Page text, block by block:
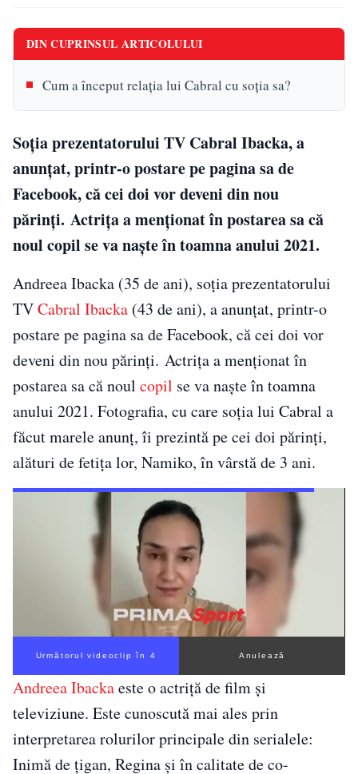
DIN CUPRINSUL ARTICOLULUI
Cum a început relația lui Cabral cu soția sa?
Soția prezentatorului TV Cabral Ibacka, a
anunțat, printr-o postare pe pagina sa de
Facebook, că cei doi vor deveni din nou
părinți. Actrița a menționat în postarea sa că
noul copil se va naște în toamna anului 2021.
Andreea Ibacka (35 de ani), soția prezentatorului
TVCabral Ibacka (43 de ani), a anunțat, printr-o
postare pe pagina sa de Facebook, că cei doi vor
deveni din nou părinți. Actrița a menționat în
postarea sa că noul copil se va naște în toamna
anului 2021. Fotografia, cu care soția lui Cabral a
făcut marele anunț, îi prezintă pe cei doi părinți,
alături de fetița lor, Namiko, în vârstă de 3 ani.
Următorul videoclip în 4 Anulează
Andreea Ibackaeste o actriță de film și
televiziune. Este cunoscută mai ales prin
interpretarea rolurilor principale din serialele:
Inimă de țigan, Regina și în calitate de co-